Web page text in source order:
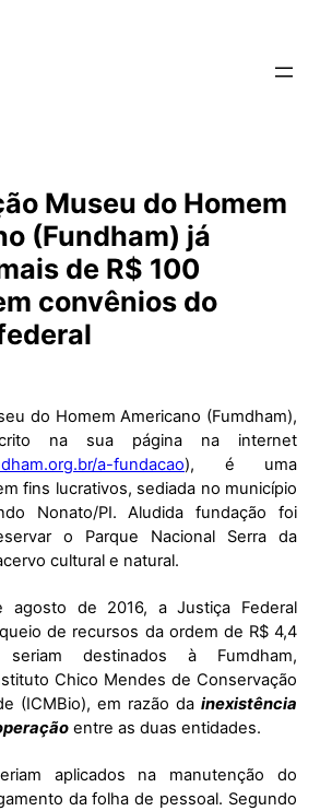
Museu do Homem
(Fundham) já
de R$ 100
convênios do
do Homem Americano (Fumdham),
na sua página na internet
a-fundacao), é uma
fins lucrativos, sediada no município
Nonato/PI. Aludida fundação foi
o Parque Nacional Serra da
cultural e natural.
agosto de 2016, a Justiça Federal
de recursos da ordem de R$ 4,4
destinados à Fumdham,
Chico Mendes de Conservação
(ICMBio), em razão da inexistência
entre as duas entidades.
aplicados na manutenção do
da folha de pessoal. Segundo